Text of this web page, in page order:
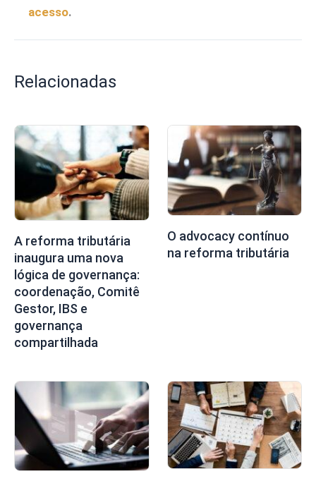
acesso.
Relacionadas
A reforma tributária
inaugura uma nova
lógica de governança:
coordenação, Comitê
Gestor, IBS e
governança
compartilhada
O advocacy contínuo
na reforma tributária